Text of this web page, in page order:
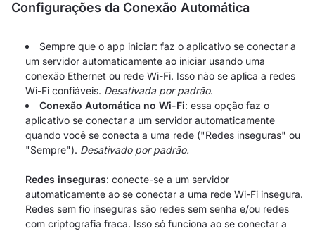
Configurações da Conexão Automática
Sempre que o app iniciar: faz o aplicativo se conectar a
um servidor automaticamente ao iniciar usando uma
conexão Ethernet ou rede Wi-Fi. Isso não se aplica a redes
Wi-Fi confiáveis. Desativada por padrão.
Conexão Automática no Wi-Fi: essa opção faz o
aplicativo se conectar a um servidor automaticamente
quando você se conecta a uma rede ("Redes inseguras" ou
"Sempre"). Desativado por padrão.
Redes inseguras: conecte-se a um servidor
automaticamente ao se conectar a uma rede Wi-Fi insegura.
Redes sem fio inseguras são redes sem senha e/ou redes
com criptografia fraca. Isso só funciona ao se conectar a